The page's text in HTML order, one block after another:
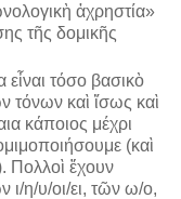
ἀχρηστία»
τῆς δομικῆς
εἶναι τόσο βασικὸ
τόνων καὶ ἴσως καὶ
κάποιος μέχρι
(καὶ
Πολλοὶ ἔχουν
ι/η/υ/οι/ει, τῶν ω/ο,